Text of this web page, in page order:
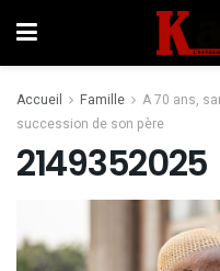
Accueil Famille
A 70 ans,
succession de son père
2149352025